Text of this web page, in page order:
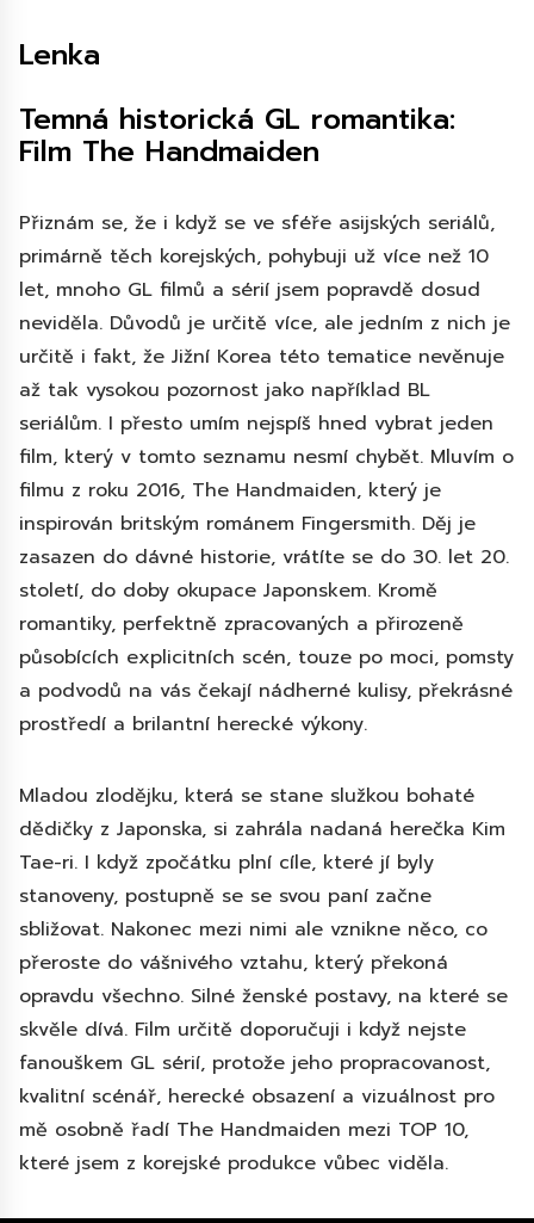
Lenka
Temná historická GL romantika:
Film The Handmaiden
Přiznám se, že i když se ve sféře asijských seriálů,
primárně těch korejských, pohybuji už více než 10
let, mnoho GL filmů a sérií jsem popravdě dosud
neviděla. Důvodů je určitě více, ale jedním z nich je
určitě i fakt, že Jižní Korea této tematice nevěnuje
až tak vysokou pozornost jako například BL
seriálům. I přesto umím nejspíš hned vybrat jeden
film, který v tomto seznamu nesmí chybět. Mluvím o
filmu z roku 2016, The Handmaiden, který je
inspirován britským románem Fingersmith. Děj je
zasazen do dávné historie, vrátíte se do 30. let 20.
století, do doby okupace Japonskem. Kromě
romantiky, perfektně zpracovaných a přirozeně
působících explicitních scén, touze po moci, pomsty
a podvodů na vás čekají nádherné kulisy, překrásné
prostředí a brilantní herecké výkony.
Mladou zlodějku, která se stane služkou bohaté
dědičky z Japonska, si zahrála nadaná herečka Kim
Tae-ri. I když zpočátku plní cíle, které jí byly
stanoveny, postupně se se svou paní začne
sbližovat. Nakonec mezi nimi ale vznikne něco, co
přeroste do vášnivého vztahu, který překoná
opravdu všechno. Silné ženské postavy, na které se
skvěle dívá. Film určitě doporučuji i když nejste
fanouškem GL sérií, protože jeho propracovanost,
kvalitní scénář, herecké obsazení a vizuálnost pro
mě osobně řadí The Handmaiden mezi TOP 10,
které jsem z korejské produkce vůbec viděla.